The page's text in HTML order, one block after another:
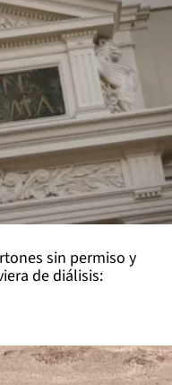
sin permiso y
de diálisis: